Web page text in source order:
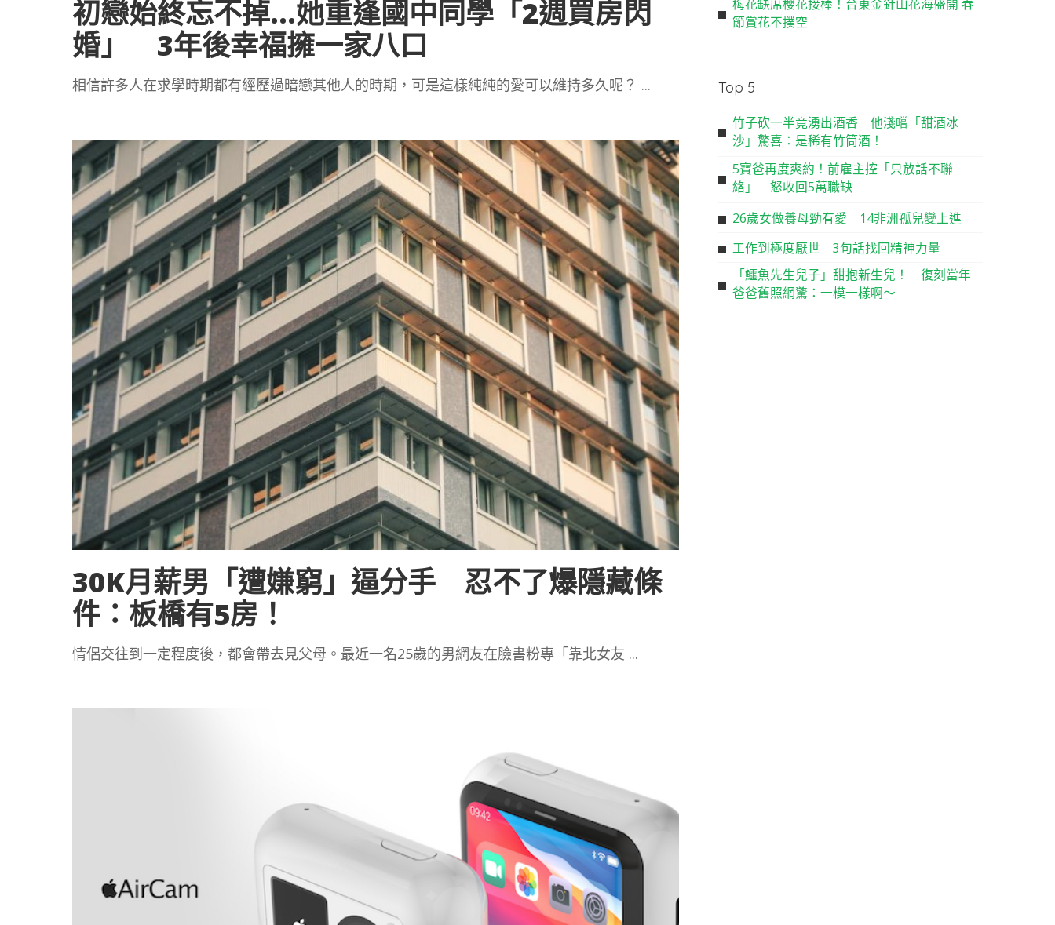
初戀始終忘不掉…她重逢國中同學「2週買房閃
婚」 3年後幸福擁一家八口
相信許多人在求學時期都有經歷過暗戀其他人的時期，可是這樣純純的愛可以維持多久呢？ ...
30K月薪男「遭嫌窮」逼分手 忍不了爆隱藏條
件：板橋有5房！
情侶交往到一定程度後，都會帶去見父母。最近一名25歲的男網友在臉書粉專「靠北女友 ...
梅花缺席櫻花接棒！台東金針山花海盛開 春
節賞花不撲空
Top 5
竹子砍一半竟湧出酒香 他淺嚐「甜酒冰
沙」驚喜：是稀有竹筒酒！
5寶爸再度爽約！前雇主控「只放話不聯
絡」 怒收回5萬職缺
26歲女做養母勁有愛 14非洲孤兒變上進
工作到極度厭世 3句話找回精神力量
「鱷魚先生兒子」甜抱新生兒！ 復刻當年
爸爸舊照網驚：一模一樣啊～